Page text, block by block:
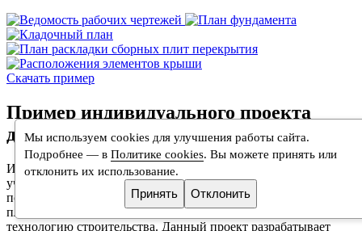
Скачать пример
Пример индивидуального проекта
дома
Индивидуальный проект дома — объемный документ,
учитывающий особенности участка, грунтов, сторон света,
пожелания будущих владельцев относительно типа дома и
планировки этажей, а также детально описывающий
технологию строительства. Данный проект разрабатывает
Мы используем cookies для улучшения работы сайта.
Подробнее — вПолитике cookies. Вы можете принять или
отклонить их использование.
Принять
Отклонить